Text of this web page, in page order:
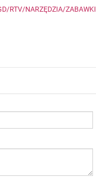
RTV/NARZĘDZIA/ZABAWKI